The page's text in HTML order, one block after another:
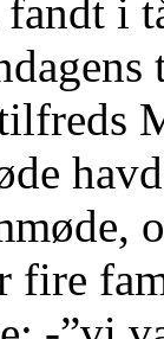
i
fire